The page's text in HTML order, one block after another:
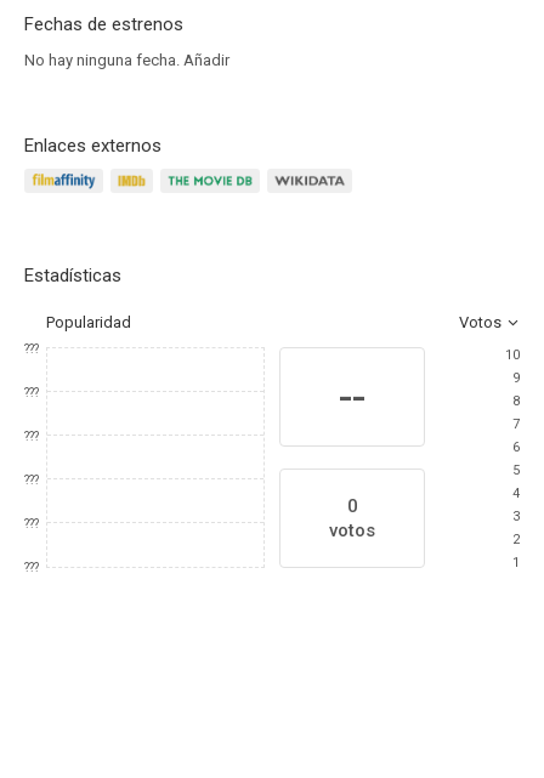
Fechas de estrenos
No hay ninguna fecha. Añadir
Enlaces externos
Estadísticas
Popularidad Votos
???
???
???
???
???
???
--
0
votos
10
9
8
7
6
5
4
3
2
1